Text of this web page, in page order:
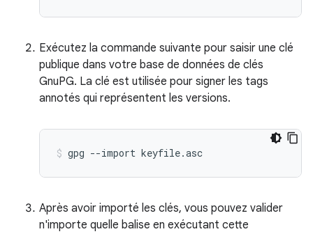
Exécutez la commande suivante pour saisir une clé
publique dans votre base de données de clés
GnuPG. La clé est utilisée pour signer les tags
annotés qui représentent les versions.
gpg --import keyfile.asc
Après avoir importé les clés, vous pouvez valider
n'importe quelle balise en exécutant cette